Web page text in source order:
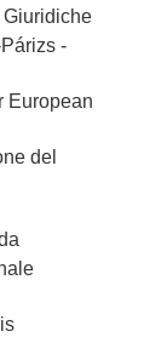
-
European
del